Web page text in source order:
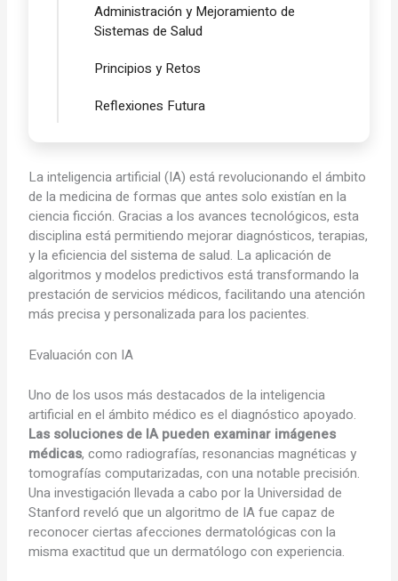
Administración y Mejoramiento de
Sistemas de Salud
Principios y Retos
Reflexiones Futura
La inteligencia artificial (IA) está revolucionando el ámbito
de la medicina de formas que antes solo existían en la
ciencia ficción. Gracias a los avances tecnológicos, esta
disciplina está permitiendo mejorar diagnósticos, terapias,
y la eficiencia del sistema de salud. La aplicación de
algoritmos y modelos predictivos está transformando la
prestación de servicios médicos, facilitando una atención
más precisa y personalizada para los pacientes.
Evaluación con IA
Uno de los usos más destacados de la inteligencia
artificial en el ámbito médico es el diagnóstico apoyado.
Las soluciones de IA pueden examinar imágenes
médicas, como radiografías, resonancias magnéticas y
tomografías computarizadas, con una notable precisión.
Una investigación llevada a cabo por la Universidad de
Stanford reveló que un algoritmo de IA fue capaz de
reconocer ciertas afecciones dermatológicas con la
misma exactitud que un dermatólogo con experiencia.